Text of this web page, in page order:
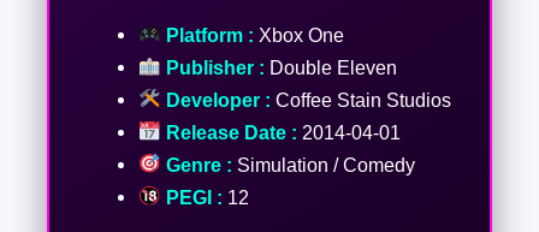
Platform : Xbox One
Publisher : Double Eleven
Developer : Coffee Stain Studios
Release Date : 2014-04-01
Genre : Simulation / Comedy
PEGI : 12